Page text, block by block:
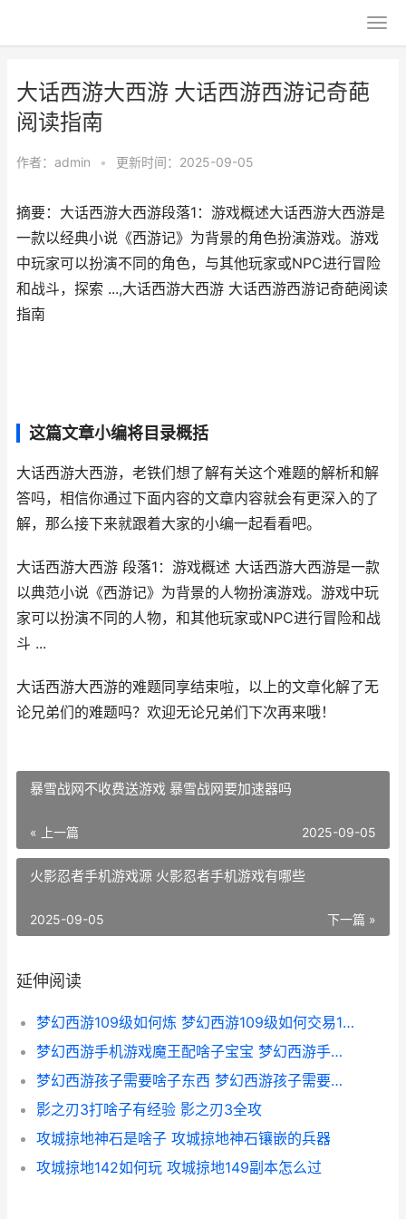
大话西游大西游 大话西游西游记奇葩
阅读指南
作者： admin • 更新时间：2025-09-05
摘要：大话西游大西游段落1：游戏概述大话西游大西游是
一款以经典小说《西游记》为背景的角色扮演游戏。游戏
中玩家可以扮演不同的角色，与其他玩家或NPC进行冒险
和战斗，探索 ...,大话西游大西游 大话西游西游记奇葩阅读
指南
这篇文章小编将目录概括
大话西游大西游，老铁们想了解有关这个难题的解析和解
答吗，相信你通过下面内容的文章内容就会有更深入的了
解，那么接下来就跟着大家的小编一起看看吧。
大话西游大西游 段落1：游戏概述 大话西游大西游是一款
以典范小说《西游记》为背景的人物扮演游戏。游戏中玩
家可以扮演不同的人物，和其他玩家或NPC进行冒险和战
斗 ...
大话西游大西游的难题同享结束啦，以上的文章化解了无
论兄弟们的难题吗？欢迎无论兄弟们下次再来哦！
暴雪战网不收费送游戏 暴雪战网要加速器吗
« 上一篇 2025-09-05
火影忍者手机游戏源 火影忍者手机游戏有哪些
下一篇 »
2025-09-05
延伸阅读
梦幻西游109级如何炼 梦幻西游109级如何交易175级召唤兽
梦幻西游手机游戏魔王配啥子宝宝 梦幻西游手机游戏
梦幻西游孩子需要啥子东西 梦幻西游孩子需要多久能成年
影之刃3打啥子有经验 影之刃3全攻
攻城掠地神石是啥子 攻城掠地神石镶嵌的兵器
攻城掠地142如何玩 攻城掠地149副本怎么过